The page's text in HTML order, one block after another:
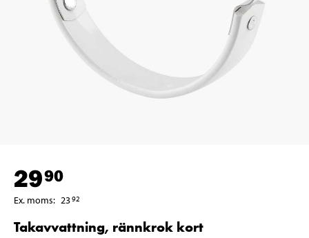
2990
Ex. moms: 2392
Takavvattning, rännkrok kort